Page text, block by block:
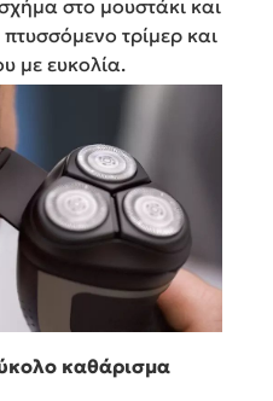
στο μουστάκι και
τρίμερ και
με ευκολία.
καθάρισμα